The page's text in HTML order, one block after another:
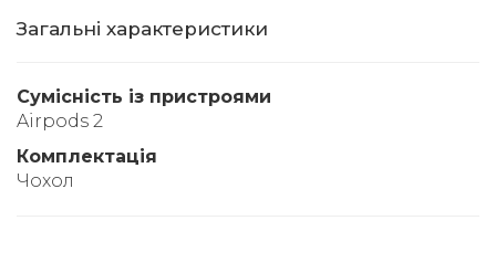
Загальні характеристики
Сумісність із пристроями
Airpods 2
Комплектація
Чохол